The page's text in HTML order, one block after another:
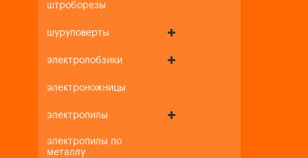
штроборезы
шуруповерты
электролобзики
электроножницы
электропилы
электропилы по
металлу